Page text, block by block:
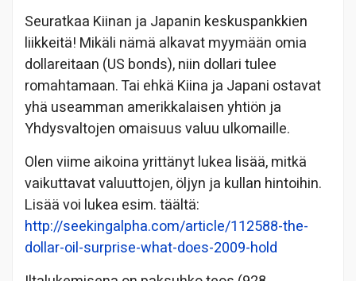
Seuratkaa Kiinan ja Japanin keskuspankkien
liikkeitä! Mikäli nämä alkavat myymään omia
dollareitaan (US bonds), niin dollari tulee
romahtamaan. Tai ehkä Kiina ja Japani ostavat
yhä useamman amerikkalaisen yhtiön ja
Yhdysvaltojen omaisuus valuu ulkomaille.
Olen viime aikoina yrittänyt lukea lisää, mitkä
vaikuttavat valuuttojen, öljyn ja kullan hintoihin.
Lisää voi lukea esim. täältä:
http://seekingalpha.com/article/112588-the-
dollar-oil-surprise-what-does-2009-hold